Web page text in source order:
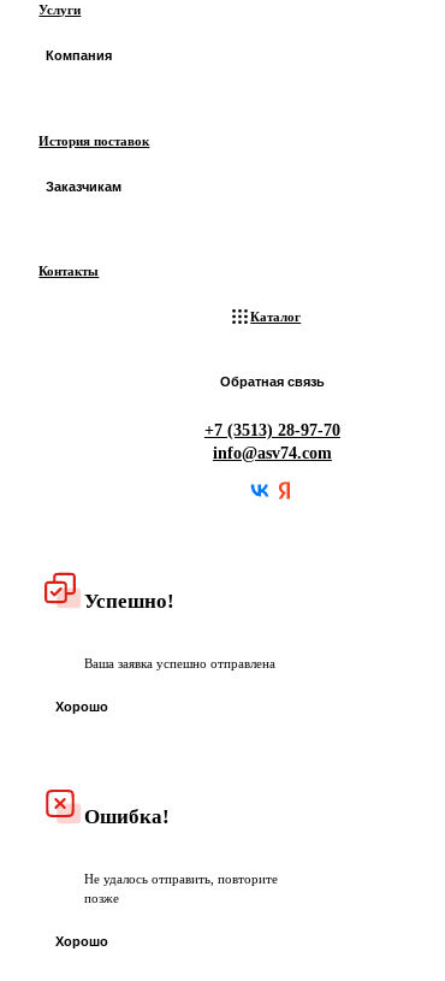
Услуги
Компания
О производстве
История поставок
Заказчикам
Контакты
Каталог
Обратная связь
+7 (3513) 28-97-70
info@asv74.com
Успешно!
Ваша заявка успешно отправлена
Хорошо
Ошибка!
Не удалось отправить, повторите
позже
Хорошо